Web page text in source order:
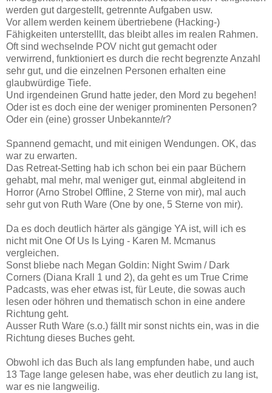
werden gut dargestellt, getrennte Aufgaben usw.
Vor allem werden keinem übertriebene (Hacking-)
Fähigkeiten unterstelllt, das bleibt alles im realen Rahmen.
Oft sind wechselnde POV nicht gut gemacht oder
verwirrend, funktioniert es durch die recht begrenzte Anzahl
sehr gut, und die einzelnen Personen erhalten eine
glaubwürdige Tiefe.
Und irgendeinen Grund hatte jeder, den Mord zu begehen!
Oder ist es doch eine der weniger prominenten Personen?
Oder ein (eine) grosser Unbekannte/r?
Spannend gemacht, und mit einigen Wendungen. OK, das
war zu erwarten.
Das Retreat-Setting hab ich schon bei ein paar Büchern
gehabt, mal mehr, mal weniger gut, einmal abgleitend in
Horror (Arno Strobel Offline, 2 Sterne von mir), mal auch
sehr gut von Ruth Ware (One by one, 5 Sterne von mir).
Da es doch deutlich härter als gängige YA ist, will ich es
nicht mit One Of Us Is Lying - Karen M. Mcmanus
vergleichen.
Sonst bliebe nach Megan Goldin: Night Swim / Dark
Corners (Diana Krall 1 und 2), da geht es um True Crime
Padcasts, was eher etwas ist, für Leute, die sowas auch
lesen oder höhren und thematisch schon in eine andere
Richtung geht.
Ausser Ruth Ware (s.o.) fällt mir sonst nichts ein, was in die
Richtung dieses Buches geht.
Obwohl ich das Buch als lang empfunden habe, und auch
13 Tage lange gelesen habe, was eher deutlich zu lang ist,
war es nie langweilig.